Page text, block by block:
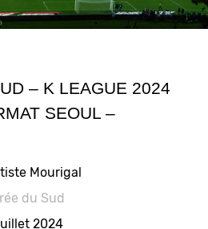
– K LEAGUE 2024
SEOUL –
Mourigal
du Sud
2024